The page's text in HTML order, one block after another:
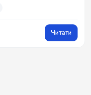
Читати